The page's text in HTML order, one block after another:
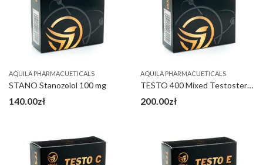
AQUILA PHARMACUETICALS
STANO Stanozolol 100 mg
140.00zł
AQUILA PHARMACUETICALS
TESTO 400 Mixed Testosterone Esters 400 mg
200.00zł